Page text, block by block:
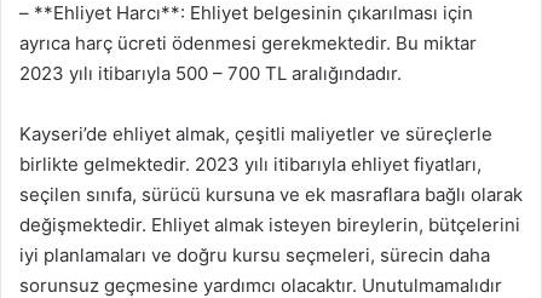
– **Ehliyet Harcı**: Ehliyet belgesinin çıkarılması için
ayrıca harç ücreti ödenmesi gerekmektedir. Bu miktar
2023 yılı itibarıyla 500 – 700 TL aralığındadır.
Kayseri’de ehliyet almak, çeşitli maliyetler ve süreçlerle
birlikte gelmektedir. 2023 yılı itibarıyla ehliyet fiyatları,
seçilen sınıfa, sürücü kursuna ve ek masraflara bağlı olarak
değişmektedir. Ehliyet almak isteyen bireylerin, bütçelerini
iyi planlamaları ve doğru kursu seçmeleri, sürecin daha
sorunsuz geçmesine yardımcı olacaktır. Unutulmamalıdır